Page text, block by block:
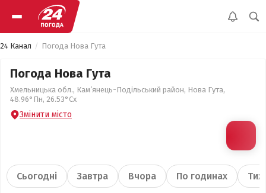
24 Канал Погода Нова Гута
Погода Нова Гута
Хмельницька обл., Кам’янець-Подільський район, Нова Гута,
48.96°Пн, 26.53°Сх
Змінити місто
Сьогодні Завтра Вчора По годинах